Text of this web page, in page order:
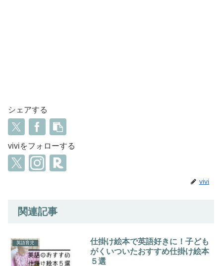
シェアする
viviをフォローする
vivi
関連記事
英語育児
仕掛け絵本で英語好きに！子ども
がくいついたおすすめ仕掛け絵本
５選